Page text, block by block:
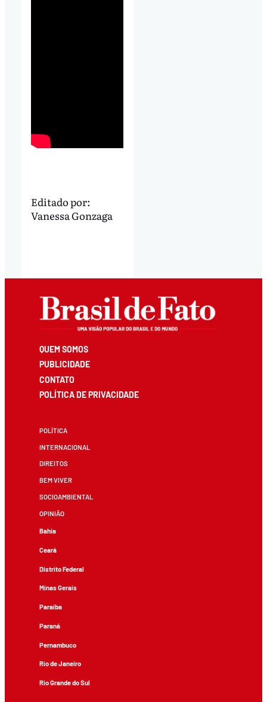
Editado por:
Vanessa Gonzaga
QUEM SOMOS
PUBLICIDADE
CONTATO
POLÍTICA DE PRIVACIDADE
POLÍTICA
INTERNACIONAL
DIREITOS
BEM VIVER
SOCIOAMBIENTAL
OPINIÃO
Bahia
Ceará
Distrito Federal
Minas Gerais
Paraíba
Paraná
Pernambuco
Rio de Janeiro
Rio Grande do Sul